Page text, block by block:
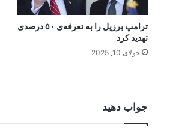
ترامپ برزیل را به تعرفه‌ی ۵۰ درصدی
تهدید کرد
جولای 10, 2025
جواب دهید